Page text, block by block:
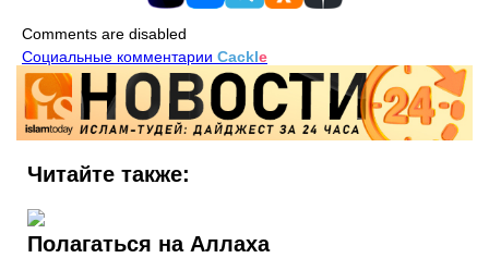
Comments are disabled
Социальные комментарии Cackle
Читайте также:
Полагаться на Аллаха